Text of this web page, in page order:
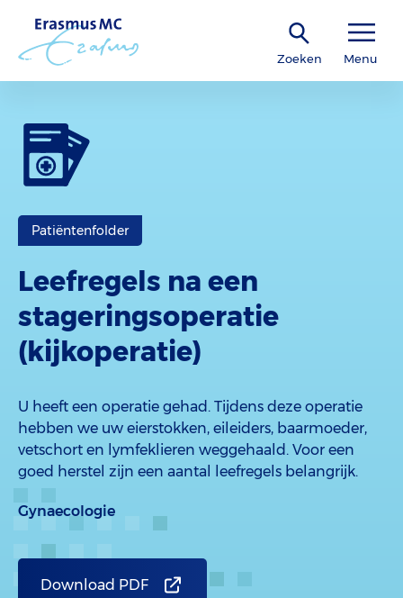
Zoeken Menu
Patiëntenfolder
Leefregels na een
stageringsoperatie
(kijkoperatie)
U heeft een operatie gehad. Tijdens deze operatie
hebben we uw eierstokken, eileiders, baarmoeder,
vetschort en lymfeklieren weggehaald. Voor een
goed herstel zijn een aantal leefregels belangrijk.
Gynaecologie
Download PDF